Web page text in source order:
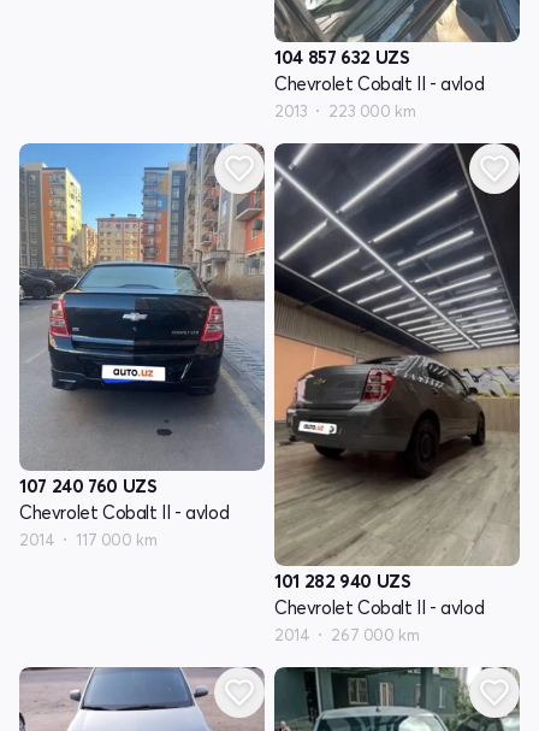
104 857 632 UZS
Chevrolet Cobalt II - avlod
2013 223 000 km
107 240 760 UZS
Chevrolet Cobalt II - avlod
2014 117 000 km
101 282 940 UZS
Chevrolet Cobalt II - avlod
2014 267 000 km